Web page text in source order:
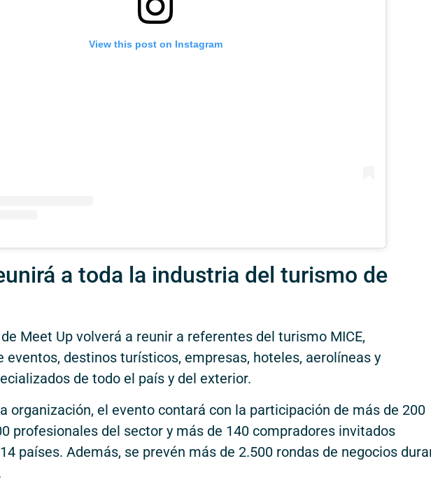
View this post on Instagram
a toda la industria del turismo de
Meet Up volverá a reunir a referentes del turismo MICE,
eventos, destinos turísticos, empresas, hoteles, aerolíneas y
de todo el país y del exterior.
organización, el evento contará con la participación de más de 200
profesionales del sector y más de 140 compradores invitados
países. Además, se prevén más de 2.500 rondas de negocios